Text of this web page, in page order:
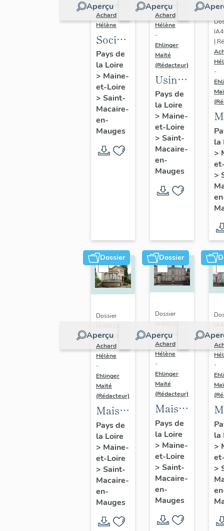
Aperçu
| Réalisé par
Achard
Hélène
Société
Anonyme
de
Chaussures
Pays de
la Loire
> Maine-
et-Loire
> Saint-
Macaire-
en-
Mauges
Aperçu
| Réalisé par
Achard
Hélène
-
Ehlinger
Maïté
(Rédacteur)
Usine
de
chaussures
Repussard-
Chupin,
22 rue
d'Anjou
Pays de
la Loire
> Maine-
et-Loire
> Saint-
Macaire-
en-
Mauges
|
-
d'
la
>
>
Dossier
Aperçu
Dossier
IA49010601
| Réalisé par
Achard
Hélène
-
Ehlinger
Maïté
(Rédacteur)
Maison
de
l'industriel
Auguste
Repussard,
24 rue
d'
Anjou,
Saint-
Pays de
la Loire
> Maine-
et-Loire
> Saint-
Macaire-
en-
Mauges
Dossier
Aperçu
Dossier
IA49010602
| Réalisé par
Achard
Hélène
-
Ehlinger
Maïté
(Rédacteur)
Maison
de
l'industriel
Yves
Repussard,20
rue d'
Anjou,
Saint-
Macaire-
Pays de
la Loire
> Maine-
et-Loire
> Saint-
Macaire-
en-
Mauges
|
-
la
>
>